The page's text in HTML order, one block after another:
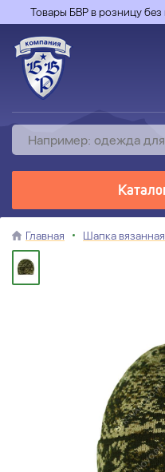
Товары БВР в розницу
Главная Шапка